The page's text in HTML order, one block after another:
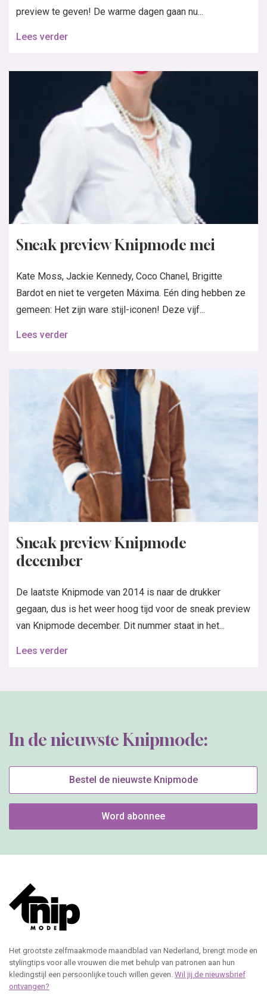
preview te geven! De warme dagen gaan nu...
Lees verder
Sneak preview Knipmode mei
Kate Moss, Jackie Kennedy, Coco Chanel, Brigitte
Bardot en niet te vergeten Máxima. Eén ding hebben ze
gemeen: Het zijn ware stijl-iconen! Deze vijf...
Lees verder
Sneak preview Knipmode
december
De laatste Knipmode van 2014 is naar de drukker
gegaan, dus is het weer hoog tijd voor de sneak preview
van Knipmode december. Dit nummer staat in het...
Lees verder
In de nieuwste Knipmode:
Bestel de nieuwste Knipmode
Word abonnee
Het grootste zelfmaakmode maandblad van Nederland, brengt mode en
stylingtips voor alle vrouwen die met behulp van patronen aan hun
kledingstijl een persoonlijke touch willen geven. Wil jij de nieuwsbrief
ontvangen?